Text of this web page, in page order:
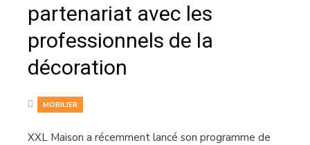
partenariat avec les
professionnels de la
décoration
MOBILIER
XXL Maison a récemment lancé son programme de